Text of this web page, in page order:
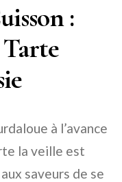
:
Tarte
à l’avance
la veille est
saveurs de se